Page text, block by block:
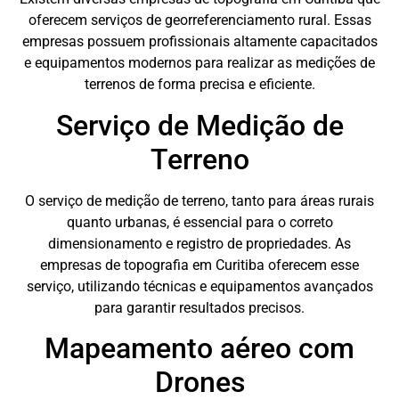
oferecem serviços de georreferenciamento rural. Essas
empresas possuem profissionais altamente capacitados
e equipamentos modernos para realizar as medições de
terrenos de forma precisa e eficiente.
Serviço de Medição de
Terreno
O serviço de medição de terreno, tanto para áreas rurais
quanto urbanas, é essencial para o correto
dimensionamento e registro de propriedades. As
empresas de topografia em Curitiba oferecem esse
serviço, utilizando técnicas e equipamentos avançados
para garantir resultados precisos.
Mapeamento aéreo com
Drones